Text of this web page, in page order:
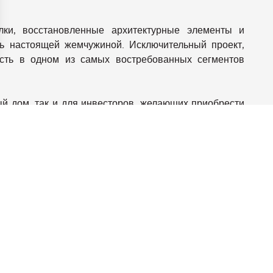
восстановленные архитектурные элементы и
настоящей жемчужиной. Исключительный проект,
в одном из самых востребованных сегментов
дом, так и для инвесторов, желающих приобрести
и управлять ими, обеспечивая